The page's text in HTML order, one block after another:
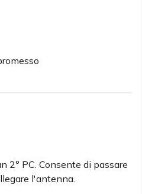
2° PC. Consente di passare
l'antenna.